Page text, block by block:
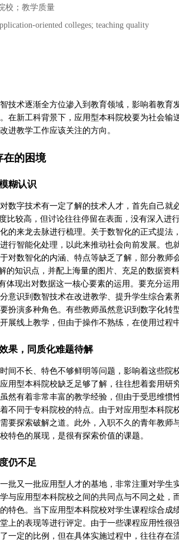
校；教学质量
oriented colleges; teaching quality
技术逐渐全方位渗入到教育领域，影响着教
在新工科背景下，应用型本科院校要为社会
进教学工作应该关注的方向。
在的困境
糊认识
数字技术有一定了解的技术人才，首先自己
比较高，但讨论往往停留在表面，没有深入
的来龙去脉进行梳理。关于数智化的正式提
行智能化处理，以此来推动社会向前发展。
对数智化的内涵、特点等缺乏了解，部分教
的知识点，并配上海量的图片、充足的数据
体现出对数据这一核心要素的运用。要充分
意识到数智技术在改进教学、提升学生综合
扮演多种角色。有些教师虽然意识到数字化
展线上教学，但由于操作不熟练，在使用过程
果，同质化难题待解
间不长、特色不够鲜明等问题，影响着这些
用型本科院校缺乏足够了解，往往想着套用
然有着非常丰富的教学经验，但由于受思维
不同于专科院校的特点。由于对应用型本科
要探索破解之道。此外，入职不久的青年教
特色的展现，是很有探索价值的课题。
仍不足
批又一批应用型人才的基地，非常注重对学
与应用型本科院校之间的共同点与不同之处
特色。当下应用型本科院校对学生课程综合
上的表现等进行评定。由于一些课程应用性
一定的比例，但在具体实施过程中，往往存